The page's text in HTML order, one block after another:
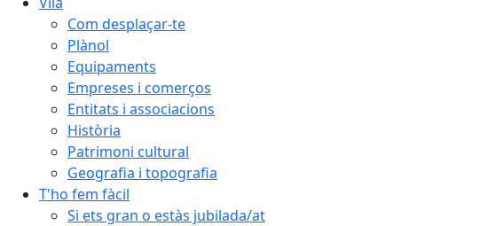
Com desplaçar-te
Plànol
Equipaments
Empreses i comerços
Entitats i associacions
Història
Patrimoni cultural
Geografia i topografia
T'ho fem fàcil
Si ets gran o estàs jubilada/at